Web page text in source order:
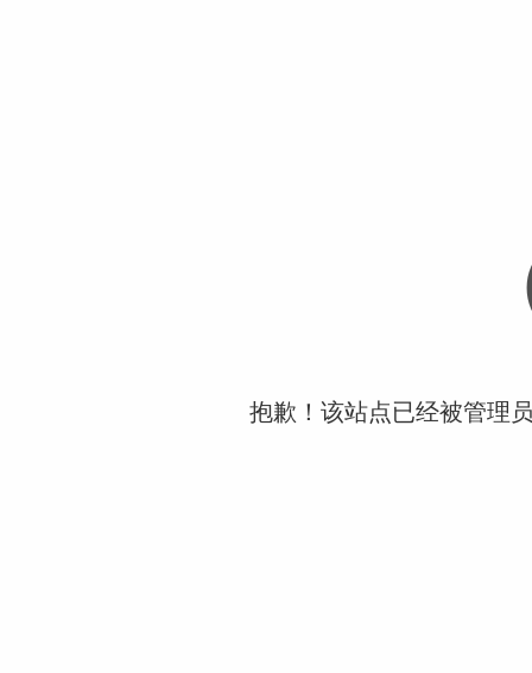
抱歉！该站点已经被管理